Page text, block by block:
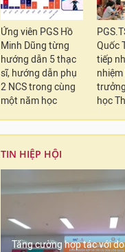
Ứng viên PGS Hồ
Minh Dũng từng
hướng dẫn 5 thạc
sĩ, hướng dẫn phụ
2 NCS trong cùng
một năm học
Quốc
tiếp
nhiệm
học
TIN HIỆP HỘI
Tăng cường hợp tác với